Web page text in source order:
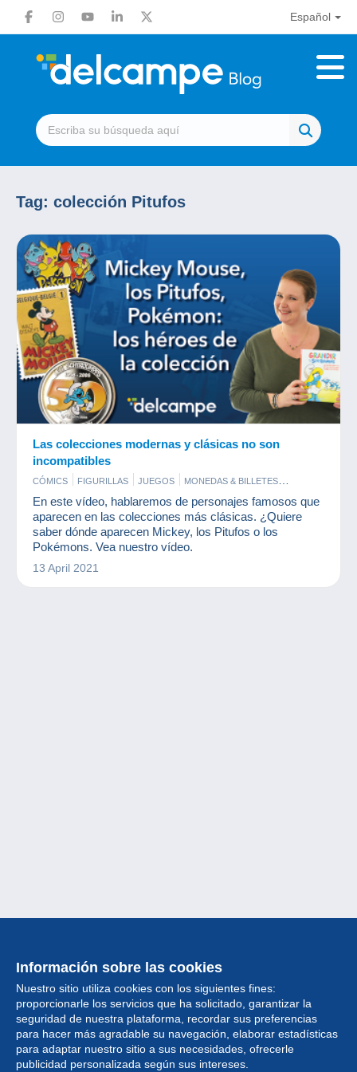
Español
Tag: colección Pitufos
Las colecciones modernas y clásicas no son
incompatibles
CÓMICS FIGURILLAS JUEGOS
MONEDAS & BILLETES
POSTALES
SELLOS
En este vídeo, hablaremos de personajes famosos que
aparecen en las colecciones más clásicas. ¿Quiere
saber dónde aparecen Mickey, los Pitufos o los
Pokémons. Vea nuestro vídeo.
13 April 2021
Información sobre las cookies
Nuestro sitio utiliza cookies con los siguientes fines:
proporcionarle los servicios que ha solicitado, garantizar la
seguridad de nuestra plataforma, recordar sus preferencias
para hacer más agradable su navegación, elaborar estadísticas
para adaptar nuestro sitio a sus necesidades, ofrecerle
publicidad personalizada según sus intereses.
Colección